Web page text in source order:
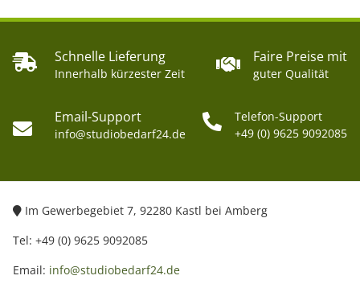
Schnelle Lieferung
Innerhalb kürzester Zeit
Faire Preise mit
guter Qualität
Email-Support
info@studiobedarf24.de
Telefon-Support
+49 (0) 9625 9092085
Im Gewerbegebiet 7, 92280 Kastl bei Amberg
Tel: +49 (0) 9625 9092085
Email: info@studiobedarf24.de